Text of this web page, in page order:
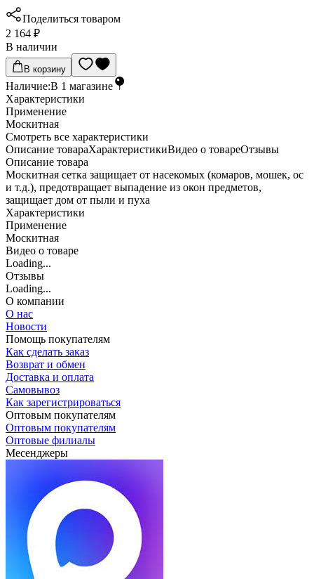
Поделиться товаром
2 164 ₽
В наличии
В корзину
Наличие:В 1 магазине
Характеристики
Применение
Москитная
Cмотреть все характеристики
Описание товараХарактеристикиВидео о товареОтзывы
Описание товара
Москитная сетка защищает от насекомых (комаров, мошек, ос
и т.д.), предотвращает выпадение из окон предметов,
защищает дом от пыли и пуха
Характеристики
Применение
Москитная
Видео о товаре
Loading...
Отзывы
Loading...
О компании
О нас
Новости
Помощь покупателям
Как сделать заказ
Возврат и обмен
Доставка и оплата
Самовывоз
Как зарегистрироваться
Оптовым покупателям
Оптовым покупателям
Оптовые филиалы
Месенджеры